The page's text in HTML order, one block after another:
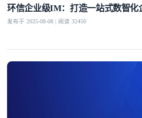
环信企业级IM：打造一站式数智化
发布于 2025-08-08 | 阅读 32450